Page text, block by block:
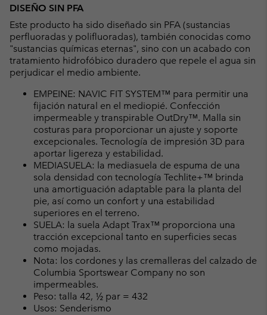
DISEÑO SIN PFA
Este producto ha sido diseñado sin PFA (sustancias
perfluoradas y polifluoradas), también conocidas como
"sustancias químicas eternas", sino con un acabado con
tratamiento hidrofóbico duradero que repele el agua sin
perjudicar el medio ambiente.
EMPEINE: NAVIC FIT SYSTEM™ para permitir una
fijación natural en el mediopié. Confección
impermeable y transpirable OutDry™. Malla sin
costuras para proporcionar un ajuste y soporte
excepcionales. Tecnología de impresión 3D para
aportar ligereza y estabilidad.
MEDIASUELA: la mediasuela de espuma de una
sola densidad con tecnología Techlite+™ brinda
una amortiguación adaptable para la planta del
pie, así como un confort y una estabilidad
superiores en el terreno.
SUELA: la suela Adapt Trax™ proporciona una
tracción excepcional tanto en superficies secas
como mojadas.
Nota: los cordones y las cremalleras del calzado de
Columbia Sportswear Company no son
impermeables.
Peso: talla 42, ½ par = 432
Usos: Senderismo